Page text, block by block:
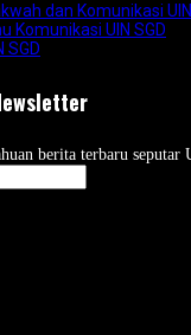
dan Komunikasi
Komunikasi UIN SGD
SGD
berita terbaru